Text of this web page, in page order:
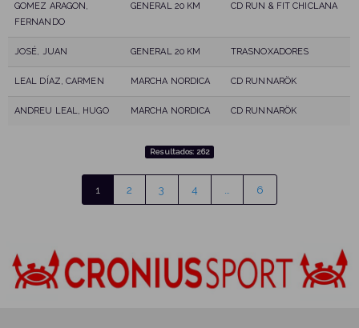
GOMEZ ARAGON,
FERNANDO
GENERAL 20 KM CD RUN & FIT CHICLANA
JOSÉ, JUAN GENERAL 20 KM TRASNOXADORES
LEAL DÍAZ, CARMEN MARCHA NORDICA CD RUNNARÖK
ANDREU LEAL, HUGO MARCHA NORDICA CD RUNNARÖK
Resultados: 262
1 2 3 4 6